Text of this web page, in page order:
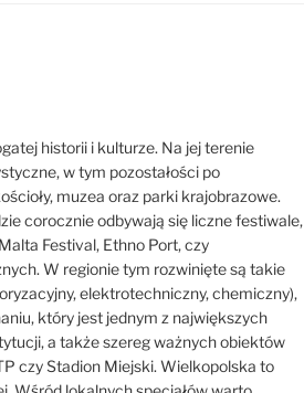
historii i kulturze. Na jej terenie
w tym pozostałości po
muzea oraz parki krajobrazowe.
corocznie odbywają się liczne festiwale,
Festival, Ethno Port, czy
W regionie tym rozwinięte są takie
elektrotechniczny, chemiczny),
który jest jednym z największych
a także szereg ważnych obiektów
czy Stadion Miejski. Wielkopolska to